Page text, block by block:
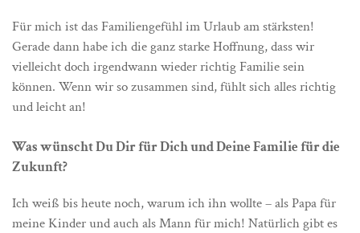
Für mich ist das Familiengefühl im Urlaub am stärksten!
Gerade dann habe ich die ganz starke Hoffnung, dass wir
vielleicht doch irgendwann wieder richtig Familie sein
können. Wenn wir so zusammen sind, fühlt sich alles richtig
und leicht an!
Was wünscht Du Dir für Dich und Deine Familie für die
Zukunft?
Ich weiß bis heute noch, warum ich ihn wollte – als Papa für
meine Kinder und auch als Mann für mich! Natürlich gibt es